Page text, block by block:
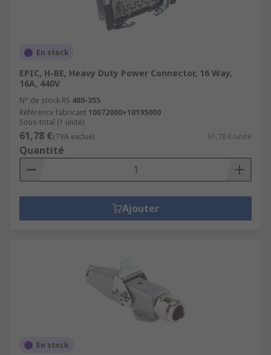
En stock
EPIC, H-BE, Heavy Duty Power Connector, 16 Way,
16A, 440V
N° de stock RS 480-355
Référence fabricant 10072000+10195000
Sous-total (1 unité)
61,78 €(TVA exclue) 61,78 €/unité
Quantité
Ajouter
En stock